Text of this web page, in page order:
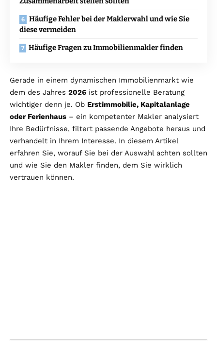
Häufige Fehler bei der Maklerwahl und wie Sie
diese vermeiden
Häufige Fragen zu Immobilienmakler finden
Gerade in einem dynamischen Immobilienmarkt wie
dem des Jahres 2026 ist professionelle Beratung
wichtiger denn je. Ob Erstimmobilie, Kapitalanlage
oder Ferienhaus – ein kompetenter Makler analysiert
Ihre Bedürfnisse, filtert passende Angebote heraus und
verhandelt in Ihrem Interesse. In diesem Artikel
erfahren Sie, worauf Sie bei der Auswahl achten sollten
und wie Sie den Makler finden, dem Sie wirklich
vertrauen können.